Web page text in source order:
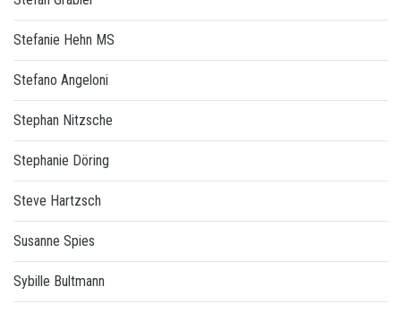
Stefanie Hehn MS
Stefano Angeloni
Stephan Nitzsche
Stephanie Döring
Steve Hartzsch
Susanne Spies
Sybille Bultmann